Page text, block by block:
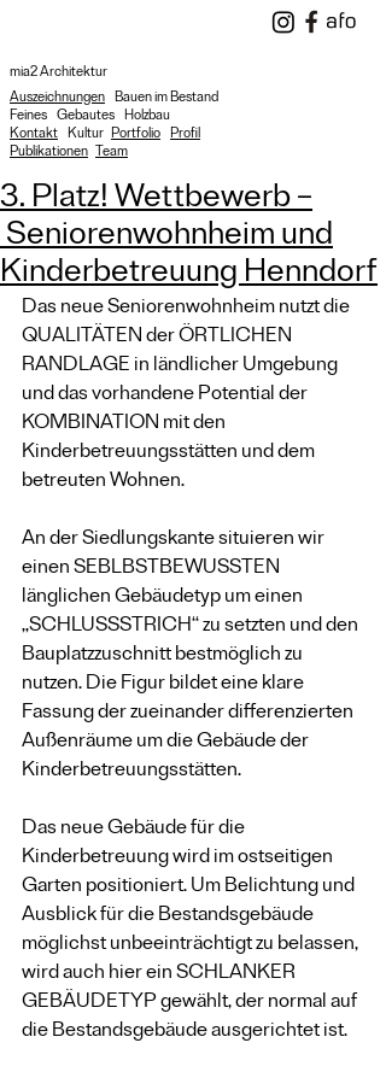
mia2 Architektur
Auszeichnungen Bauen im Bestand
Feines Gebautes Holzbau
Kontakt Kultur Portfolio Profil
Publikationen Team
3. Platz! Wettbewerb –
Seniorenwohnheim und
Kinderbetreuung Henndorf
Das neue Seniorenwohnheim nutzt die
QUALITÄTEN der ÖRTLICHEN
RANDLAGE in ländlicher Umgebung
und das vorhandene Potential der
KOMBINATION mit den
Kinderbetreuungsstätten und dem
betreuten Wohnen.
An der Siedlungskante situieren wir
einen SEBLBSTBEWUSSTEN
länglichen Gebäudetyp um einen
„SCHLUSSSTRICH“ zu setzten und den
Bauplatzzuschnitt bestmöglich zu
nutzen. Die Figur bildet eine klare
Fassung der zueinander differenzierten
Außenräume um die Gebäude der
Kinderbetreuungsstätten.
Das neue Gebäude für die
Kinderbetreuung wird im ostseitigen
Garten positioniert. Um Belichtung und
Ausblick für die Bestandsgebäude
möglichst unbeeinträchtigt zu belassen,
wird auch hier ein SCHLANKER
GEBÄUDETYP gewählt, der normal auf
die Bestandsgebäude ausgerichtet ist.